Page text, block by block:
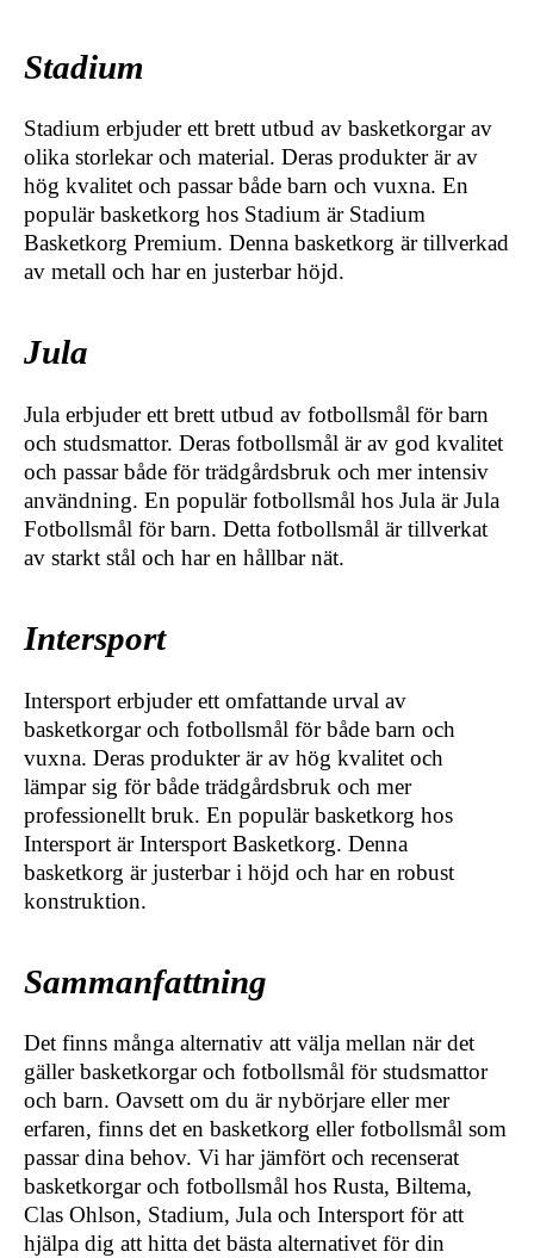
Stadium
Stadium erbjuder ett brett utbud av basketkorgar av
olika storlekar och material. Deras produkter är av
hög kvalitet och passar både barn och vuxna. En
populär basketkorg hos Stadium är Stadium
Basketkorg Premium. Denna basketkorg är tillverkad
av metall och har en justerbar höjd.
Jula
Jula erbjuder ett brett utbud av fotbollsmål för barn
och studsmattor. Deras fotbollsmål är av god kvalitet
och passar både för trädgårdsbruk och mer intensiv
användning. En populär fotbollsmål hos Jula är Jula
Fotbollsmål för barn. Detta fotbollsmål är tillverkat
av starkt stål och har en hållbar nät.
Intersport
Intersport erbjuder ett omfattande urval av
basketkorgar och fotbollsmål för både barn och
vuxna. Deras produkter är av hög kvalitet och
lämpar sig för både trädgårdsbruk och mer
professionellt bruk. En populär basketkorg hos
Intersport är Intersport Basketkorg. Denna
basketkorg är justerbar i höjd och har en robust
konstruktion.
Sammanfattning
Det finns många alternativ att välja mellan när det
gäller basketkorgar och fotbollsmål för studsmattor
och barn. Oavsett om du är nybörjare eller mer
erfaren, finns det en basketkorg eller fotbollsmål som
passar dina behov. Vi har jämfört och recenserat
basketkorgar och fotbollsmål hos Rusta, Biltema,
Clas Ohlson, Stadium, Jula och Intersport för att
hjälpa dig att hitta det bästa alternativet för din